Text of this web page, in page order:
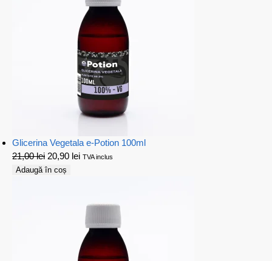
Glicerina Vegetala e-Potion 100ml
21,00lei 20,90 lei TVA inclus
Adaugă în coș